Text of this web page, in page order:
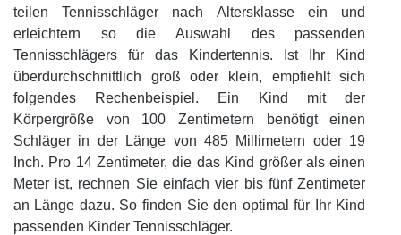
teilen Tennisschläger nach Altersklasse ein und
erleichtern so die Auswahl des passenden
Tennisschlägers für das Kindertennis. Ist Ihr Kind
überdurchschnittlich groß oder klein, empfiehlt sich
folgendes Rechenbeispiel. Ein Kind mit der
Körpergröße von 100 Zentimetern benötigt einen
Schläger in der Länge von 485 Millimetern oder 19
Inch. Pro 14 Zentimeter, die das Kind größer als einen
Meter ist, rechnen Sie einfach vier bis fünf Zentimeter
an Länge dazu. So finden Sie den optimal für Ihr Kind
passenden Kinder Tennisschläger.